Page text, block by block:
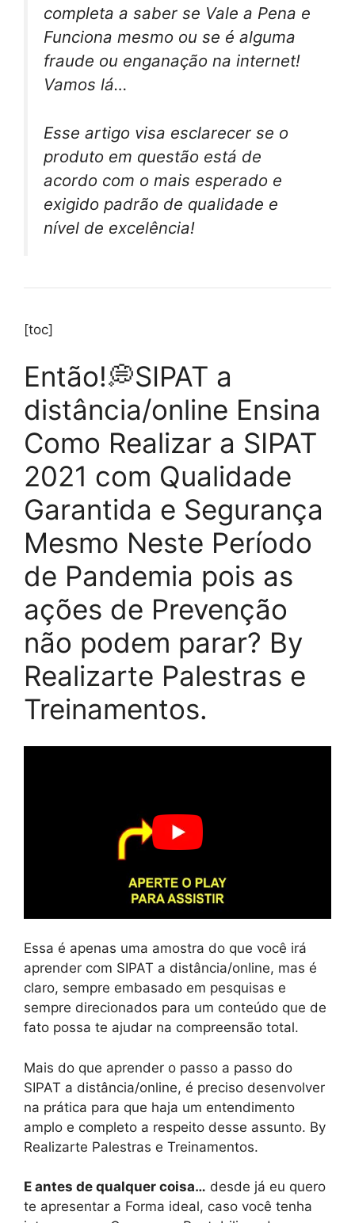
completa a saber se Vale a Pena e
Funciona mesmo ou se é alguma
fraude ou enganação na internet!
Vamos lá…
Esse artigo visa esclarecer se o
produto em questão está de
acordo com o mais esperado e
exigido padrão de qualidade e
nível de excelência!
[toc]
Então!💭SIPAT a
distância/online Ensina
Como Realizar a SIPAT
2021 com Qualidade
Garantida e Segurança
Mesmo Neste Período
de Pandemia pois as
ações de Prevenção
não podem parar? By
Realizarte Palestras e
Treinamentos.
Essa é apenas uma amostra do que você irá
aprender com SIPAT a distância/online, mas é
claro, sempre embasado em pesquisas e
sempre direcionados para um conteúdo que de
fato possa te ajudar na compreensão total.
Mais do que aprender o passo a passo do
SIPAT a distância/online, é preciso desenvolver
na prática para que haja um entendimento
amplo e completo a respeito desse assunto. By
Realizarte Palestras e Treinamentos.
E antes de qualquer coisa… desde já eu quero
te apresentar a Forma ideal, caso você tenha